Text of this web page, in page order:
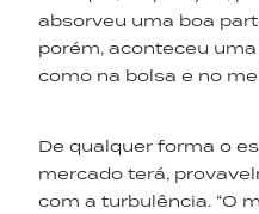
absorveu uma boa
porém, aconteceu
como na bolsa e no
De qualquer forma o
mercado terá,
com a turbulência. “O